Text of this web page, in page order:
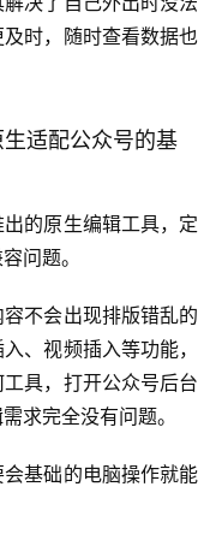
户留言、查看内容数
时处理公众号的运营
。
一致，几乎没有学习
应的APP，绑定公众
公众号运营需求的用